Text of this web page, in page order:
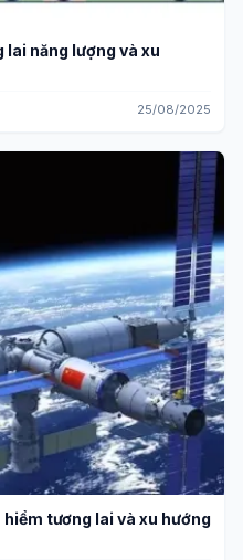
lai năng lượng và xu
25/08/2025
tương lai và xu hướng